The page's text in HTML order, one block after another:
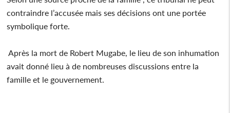
contraindre l’accusée mais ses décisions ont une portée
symbolique forte.
Après la mort de Robert Mugabe, le lieu de son inhumation
avait donné lieu à de nombreuses discussions entre la
famille et le gouvernement.